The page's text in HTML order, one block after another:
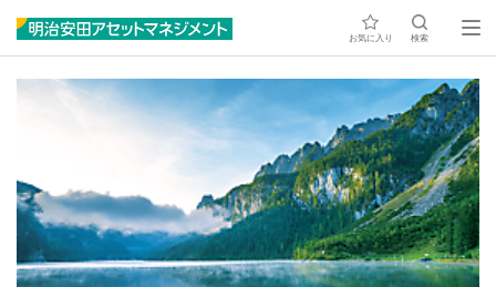
お気に入り 検索